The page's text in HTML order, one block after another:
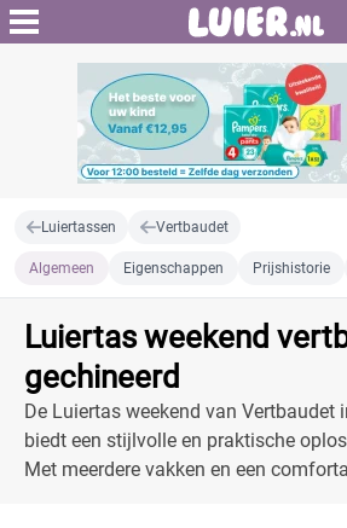
Luiertassen Vertbaudet
Algemeen Eigenschappen Prijshistorie
Luiertas weekend
gechineerd
De Luiertas weekend van Vertbaudet
biedt een stijlvolle en praktische
Met meerdere vakken en een